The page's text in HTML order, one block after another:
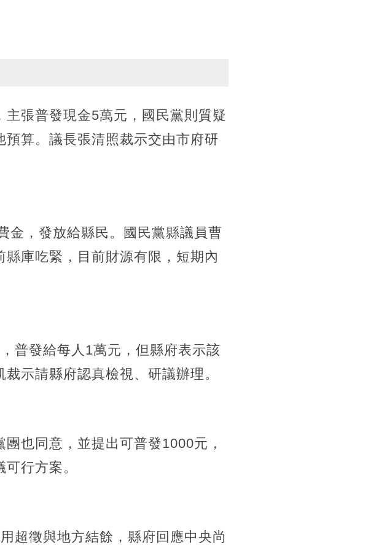
張普發現金5萬元，國民黨則質疑
算。議長張清照裁示交由市府研
金，發放給縣民。國民黨縣議員曹
庫吃緊，目前財源有限，短期內
普發給每人1萬元，但縣府表示該
示請縣府認真檢視、研議辦理。
也同意，並提出可普發1000元，
行方案。
超徵與地方結餘，縣府回應中央尚